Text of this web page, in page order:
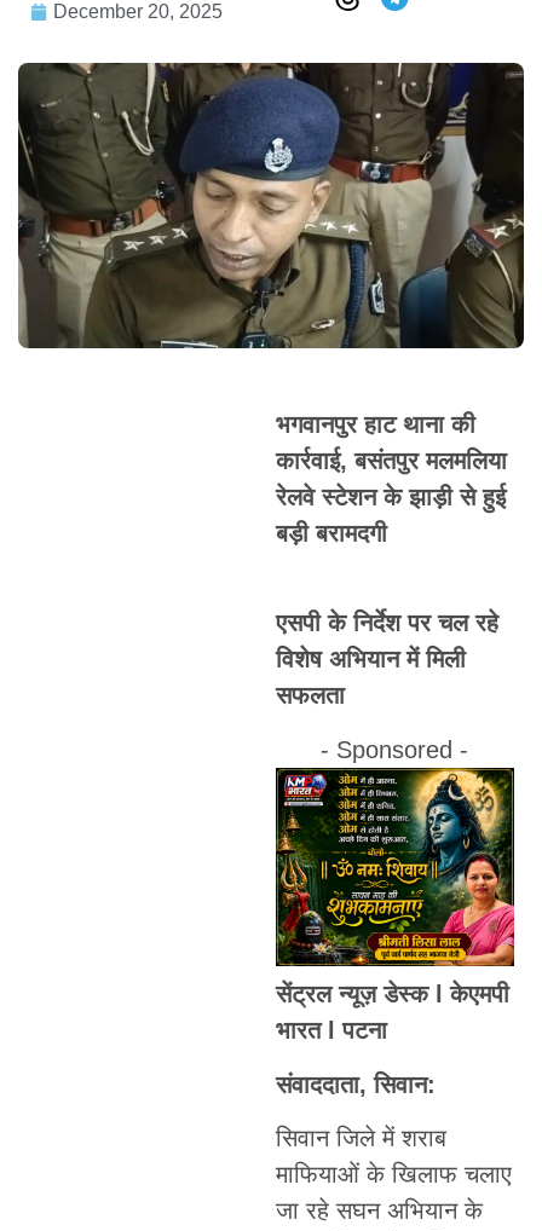
December 20, 2025
भगवानपुर हाट थाना की
कार्रवाई, बसंतपुर मलमलिया
रेलवे स्टेशन के झाड़ी से हुई
बड़ी बरामदगी
एसपी के निर्देश पर चल रहे
विशेष अभियान में मिली
सफलता
- Sponsored -
सेंट्रल न्यूज़ डेस्क l केएमपी
भारत l पटना
संवाददाता, सिवान:
सिवान जिले में शराब
माफियाओं के खिलाफ चलाए
जा रहे सघन अभियान के